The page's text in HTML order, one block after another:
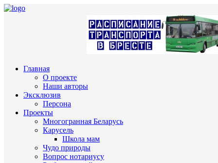
Главная
О проекте
Наши авторы
Эксклюзив
Персона
Проекты
Многогранная Беларусь
Карусель
Школа мам
Чудо природы
Вопрос нотариусу